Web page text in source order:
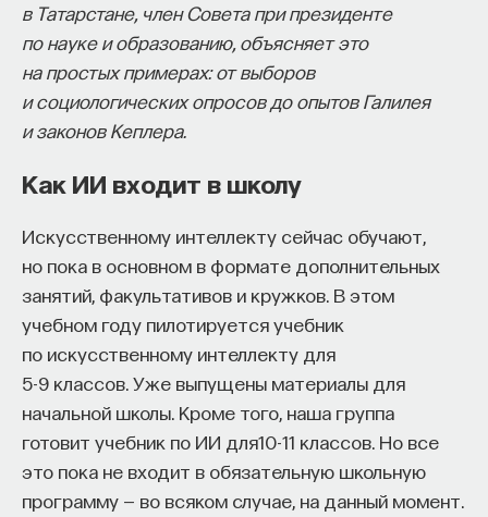
в Татарстане, член Совета при президенте
по науке и образованию, объясняет это
на простых примерах: от выборов
и социологических опросов до опытов Галилея
и законов Кеплера.
Как ИИ входит в школу
Искусственному интеллекту сейчас обучают,
но пока в основном в формате дополнительных
занятий, факультативов и кружков. В этом
учебном году пилотируется учебник
по искусственному интеллекту для
5-9 классов. Уже выпущены материалы для
начальной школы. Кроме того, наша группа
готовит учебник по ИИ для10-11 классов. Но все
это пока не входит в обязательную школьную
программу — во всяком случае, на данный момент.